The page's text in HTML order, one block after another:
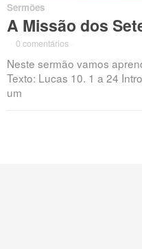
Sermões
A Missão dos
0 comentários
Neste sermão vamos
Texto: Lucas 10. 1 a 24
um